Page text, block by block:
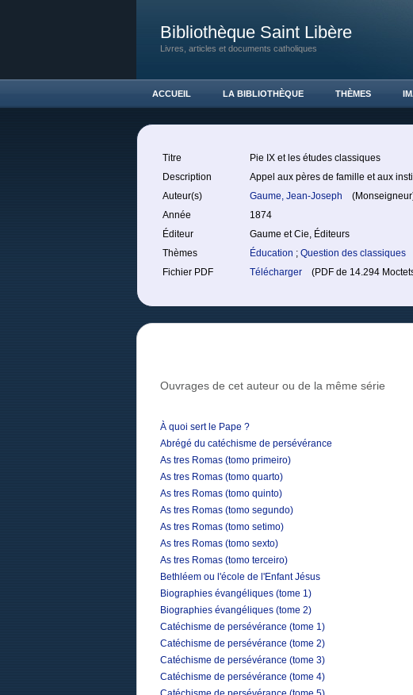
Bibliothèque Saint Libère
Livres, articles et documents catholiques
ACCUEIL LA BIBLIOTHÈQUE THÈMES
Titre
Pie IX et les études classiques
Description
Appel aux pères de famille et aux
Auteur(s)
Gaume, Jean-Joseph
Année
1874
Éditeur
Gaume et Cie, Éditeurs
Thèmes
Éducation ; Question des classiques
Fichier PDF
Télécharger (PDF de 14.294
Ouvrages de cet auteur ou de la même série
À quoi sert le Pape ?
Abrégé du catéchisme de persévérance
As tres Romas (tomo primeiro)
As tres Romas (tomo quarto)
As tres Romas (tomo quinto)
As tres Romas (tomo segundo)
As tres Romas (tomo setimo)
As tres Romas (tomo sexto)
As tres Romas (tomo terceiro)
Bethléem ou l'école de l'Enfant Jésus
Biographies évangéliques (tome 1)
Biographies évangéliques (tome 2)
Catéchisme de persévérance (tome 1)
Catéchisme de persévérance (tome 2)
Catéchisme de persévérance (tome 3)
Catéchisme de persévérance (tome 4)